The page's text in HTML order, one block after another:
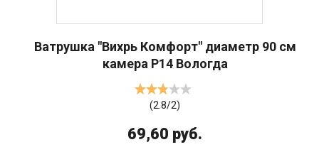
Ватрушка "Вихрь Комфорт" диаметр 90 см
камера Р14 Вологда
(2.8/2)
69,60 руб.